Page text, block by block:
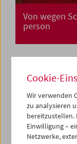
Von wegen
person
Cookie-
Wir verwenden
zu analysieren
bereitzustellen.
Einwilligung –
Netzwerke,